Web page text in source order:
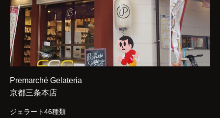
Premarché Gelateria
京都三条本店
ジェラート46種類